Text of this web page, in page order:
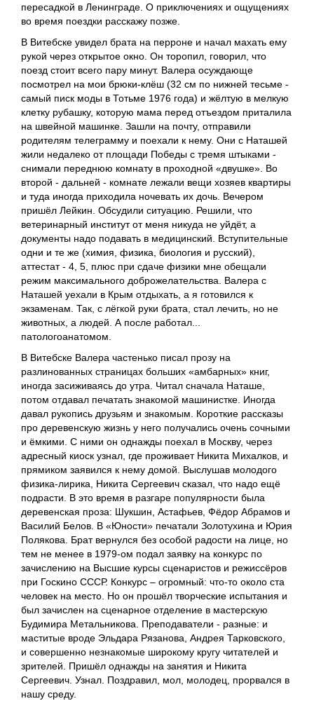
пересадкой в Ленинграде. О приключениях и ощущениях
во время поездки расскажу позже.
В Витебске увидел брата на перроне и начал махать ему
рукой через открытое окно. Он торопил, говорил, что
поезд стоит всего пару минут. Валера осуждающе
посмотрел на мои брюки-клёш (32 см по нижней тесьме -
самый писк моды в Тотьме 1976 года) и жёлтую в мелкую
клетку рубашку, которую мама перед отъездом приталила
на швейной машинке. Зашли на почту, отправили
родителям телеграмму и поехали к нему. Они с Наташей
жили недалеко от площади Победы с тремя штыками -
снимали переднюю комнату в проходной «двушке». Во
второй - дальней - комнате лежали вещи хозяев квартиры
и туда иногда приходила ночевать их дочь. Вечером
пришёл Лейкин. Обсудили ситуацию. Решили, что
ветеринарный институт от меня никуда не уйдёт, а
документы надо подавать в медицинский. Вступительные
одни и те же (химия, физика, биология и русский),
аттестат - 4, 5, плюс при сдаче физики мне обещали
режим максимального доброжелательства. Валера с
Наташей уехали в Крым отдыхать, а я готовился к
экзаменам. Так, с лёгкой руки брата, стал лечить, но не
животных, а людей. А после работал...
патологоанатомом.
В Витебске Валера частенько писал прозу на
разлинованных страницах больших «амбарных» книг,
иногда засиживаясь до утра. Читал сначала Наташе,
потом отдавал печатать знакомой машинистке. Иногда
давал рукопись друзьям и знакомым. Короткие рассказы
про деревенскую жизнь у него получались очень сочными
и ёмкими. С ними он однажды поехал в Москву, через
адресный киоск узнал, где проживает Никита Михалков, и
прямиком заявился к нему домой. Выслушав молодого
физика-лирика, Никита Сергеевич сказал, что надо ещё
подрасти. В это время в разгаре популярности была
деревенская проза: Шукшин, Астафьев, Фёдор Абрамов и
Василий Белов. В «Юности» печатали Золотухина и Юрия
Полякова. Брат вернулся без особой радости на лице, но
тем не менее в 1979-ом подал заявку на конкурс по
зачислению на Высшие курсы сценаристов и режиссёров
при Госкино СССР. Конкурс – огромный: что-то около ста
человек на место. Но он прошёл творческие испытания и
был зачислен на сценарное отделение в мастерскую
Будимира Метальникова. Преподаватели - разные: и
маститые вроде Эльдара Рязанова, Андрея Тарковского,
и совершенно незнакомые широкому кругу читателей и
зрителей. Пришёл однажды на занятия и Никита
Сергеевич. Узнал. Поздравил, мол, молодец, прорвался в
нашу среду.